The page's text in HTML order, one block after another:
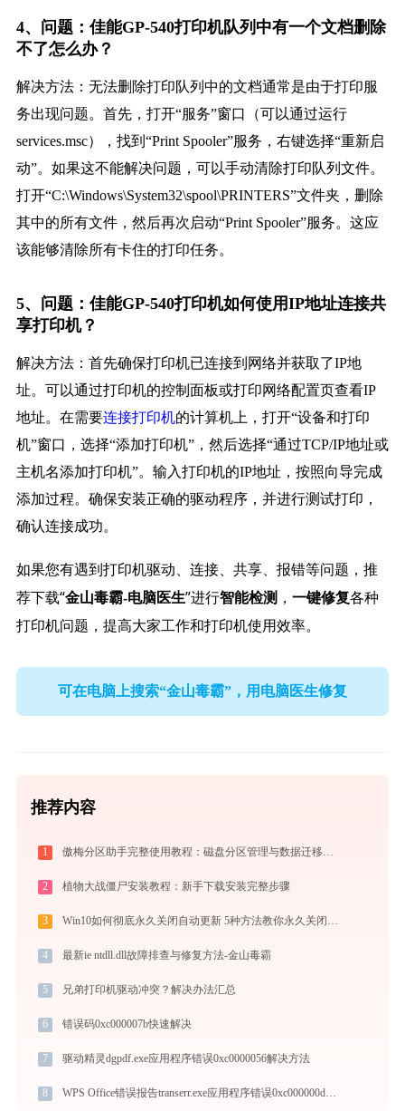
4、问题：佳能GP-540打印机队列中有一个文档删除
不了怎么办？
解决方法：无法删除打印队列中的文档通常是由于打印服
务出现问题。首先，打开“服务”窗口（可以通过运行
services.msc），找到“Print Spooler”服务，右键选择“重新启
动”。如果这不能解决问题，可以手动清除打印队列文件。
打开“C:\Windows\System32\spool\PRINTERS”文件夹，删除
其中的所有文件，然后再次启动“Print Spooler”服务。这应
该能够清除所有卡住的打印任务。
5、问题：佳能GP-540打印机如何使用IP地址连接共
享打印机？
解决方法：首先确保打印机已连接到网络并获取了IP地
址。可以通过打印机的控制面板或打印网络配置页查看IP
地址。在需要连接打印机的计算机上，打开“设备和打印
机”窗口，选择“添加打印机”，然后选择“通过TCP/IP地址或
主机名添加打印机”。输入打印机的IP地址，按照向导完成
添加过程。确保安装正确的驱动程序，并进行测试打印，
确认连接成功。
如果您有遇到打印机驱动、连接、共享、报错等问题，推
荐下载“金山毒霸-电脑医生”进行智能检测， 一键修复各种
打印机问题，提高大家工作和打印机使用效率。
可在电脑上搜索“金山毒霸”，用电脑医生修复
推荐内容
1 傲梅分区助手完整使用教程：磁盘分区管理与数据迁移实战指南
2 植物大战僵尸安装教程：新手下载安装完整步骤
3 Win10如何彻底永久关闭自动更新 5种方法教你永久关闭win10自动更新
4 最新ie ntdll.dll故障排查与修复方法-金山毒霸
5 兄弟打印机驱动冲突？解决办法汇总
6 错误码0xc000007b快速解决
7 驱动精灵dgpdf.exe应用程序错误0xc0000056解决方法
8 WPS Office错误报告transerr.exe应用程序错误0xc000000d解决方法